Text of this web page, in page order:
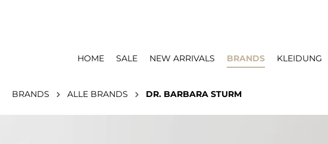
HOME SALE NEW ARRIVALS BRANDS KLEIDUNG
BRANDS ALLE BRANDS DR. BARBARA STURM